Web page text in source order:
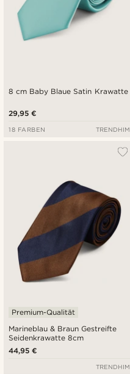
8 cm Baby Blaue Satin Krawatte
29,95 €
18 FARBEN TRENDHIM
Marineblau & Braun Gestreifte
Seidenkrawatte 8cm
Premium-Qualität
44,95 €
TRENDHIM